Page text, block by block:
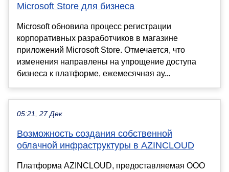
Microsoft Store для бизнеса
Microsoft обновила процесс регистрации
корпоративных разработчиков в магазине
приложений Microsoft Store. Отмечается, что
изменения направлены на упрощение доступа
бизнеса к платформе, ежемесячная ау...
05:21, 27 Дек
Возможность создания собственной
облачной инфраструктуры в AZINCLOUD
Платформа AZINCLOUD, предоставляемая ООО